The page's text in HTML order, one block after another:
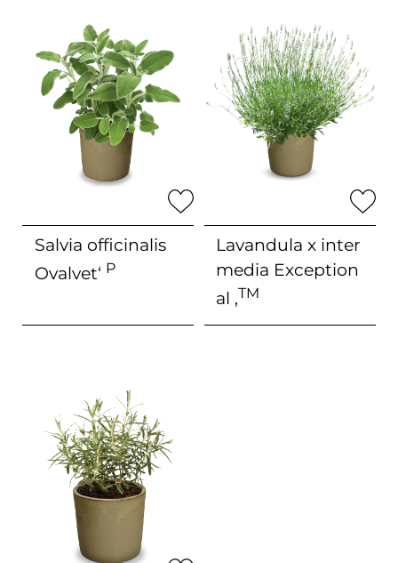
Salvia officinalis
Ovalvet‘ P
Lavandula x inter
media Exception
al ‚TM